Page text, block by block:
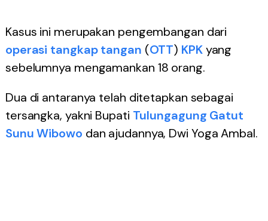
Kasus ini merupakan pengembangan dari
operasi tangkap tangan (OTT) KPKyang
sebelumnya mengamankan 18 orang.
Dua di antaranya telah ditetapkan sebagai
tersangka, yakni Bupati Tulungagung Gatut
Sunu Wibowo dan ajudannya, Dwi Yoga Ambal.